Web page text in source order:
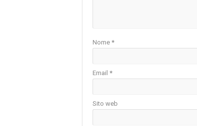
Nome *
Email *
Sito web